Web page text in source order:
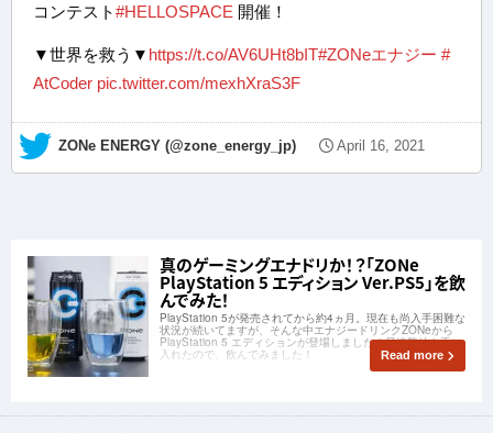
コンテスト#HELLOSPACE 開催！
▼世界を救う▼ https://t.co/AV6UHt8bIT#ZONeエナジー #
AtCoder pic.twitter.com/mexhXraS3F
— ZONe ENERGY (@zone_energy_jp) April 16, 2021
真のゲーミングエナドリか！？「ZONe
PlayStation 5 エディション Ver.PS5」を飲
んでみた！
PlayStation 5が発売されてから約4ヵ月。現在も尚入手困難な
状況が続いてますが、そんな中エナジードリンクZONeから
PlayStation 5 エディションが登場しました！早速弊社も手に
入れたので、飲んでみました！ Read more